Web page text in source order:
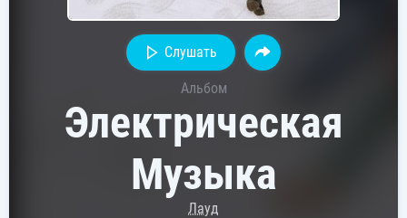
Слушать
Альбом
Электрическая
Музыка
Лауд